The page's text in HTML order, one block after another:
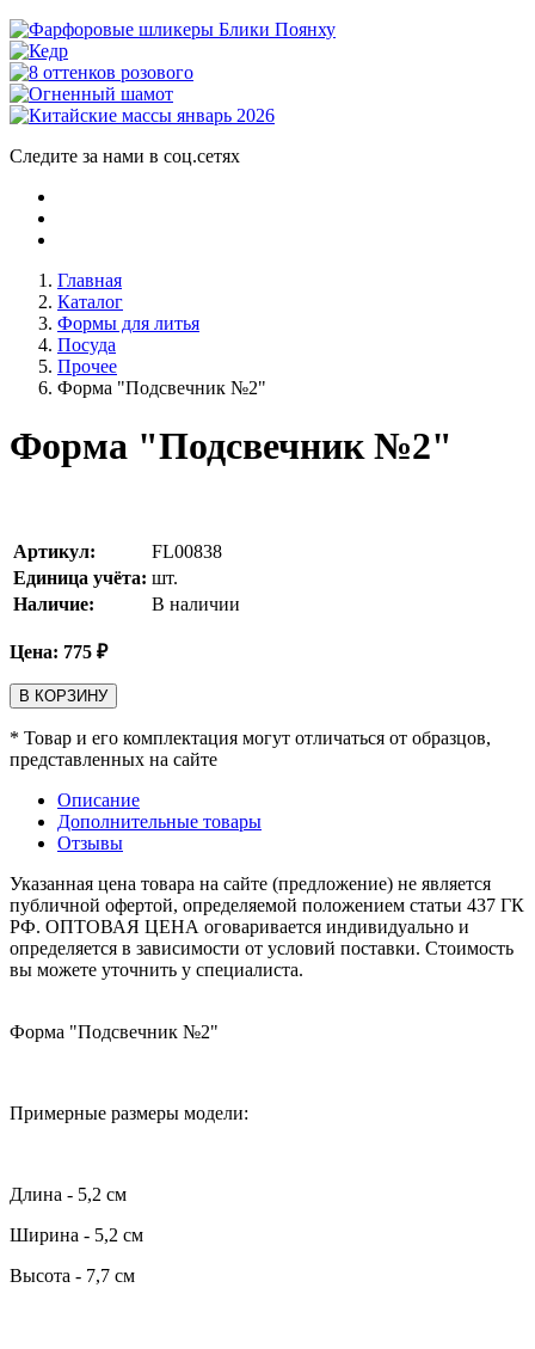
Следите за нами в соц.сетях
Главная
Каталог
Формы для литья
Посуда
Прочее
Форма "Подсвечник №2"
Форма "Подсвечник №2"
Артикул:
FL00838
Единица учёта: шт.
Наличие:
В наличии
Цена: 775 ₽
В КОРЗИНУ
* Товар и его комплектация могут отличаться от образцов,
представленных на сайте
Описание
Дополнительные товары
Отзывы
Указанная цена товара на сайте (предложение) не является
публичной офертой, определяемой положением статьи 437 ГК
РФ. ОПТОВАЯ ЦЕНА оговаривается индивидуально и
определяется в зависимости от условий поставки. Стоимость
вы можете уточнить у специалиста.
Форма "Подсвечник №2"
Примерные размеры модели:
Длина - 5,2 см
Ширина - 5,2 см
Высота - 7,7 см